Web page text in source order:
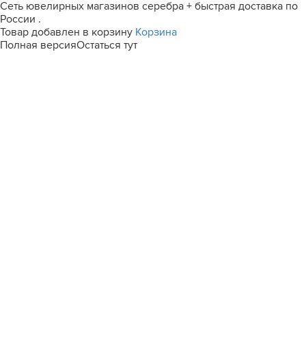
Сеть ювелирных магазинов серебра + быстрая доставка по
России .
Товар добавлен в корзину Корзина
Полная версияОстаться тут